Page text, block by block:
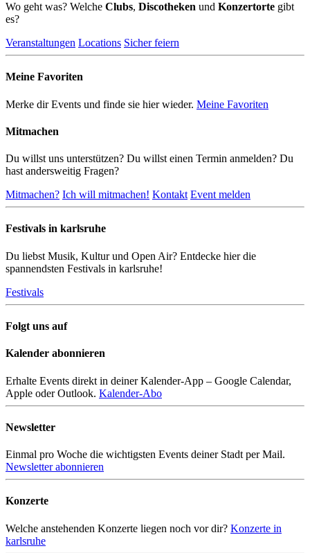
Wo geht was? Welche Clubs, Discotheken und Konzertorte gibt
es?
Veranstaltungen Locations Sicher feiern
Meine Favoriten
Merke dir Events und finde sie hier wieder. Meine Favoriten
Mitmachen
Du willst uns unterstützen? Du willst einen Termin anmelden? Du
hast andersweitig Fragen?
Mitmachen? Ich will mitmachen! Kontakt Event melden
Festivals in karlsruhe
Du liebst Musik, Kultur und Open Air? Entdecke hier die
spannendsten Festivals in karlsruhe!
Festivals
Folgt uns auf
Kalender abonnieren
Erhalte Events direkt in deiner Kalender-App – Google Calendar,
Apple oder Outlook. Kalender-Abo
Newsletter
Einmal pro Woche die wichtigsten Events deiner Stadt per Mail.
Newsletter abonnieren
Konzerte
Welche anstehenden Konzerte liegen noch vor dir? Konzerte in
karlsruhe